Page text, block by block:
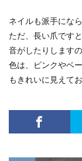
ネイルも派手にな
ただ、長い爪です
音がしたりします
色は、ピンクやベ
もきれいに見えて